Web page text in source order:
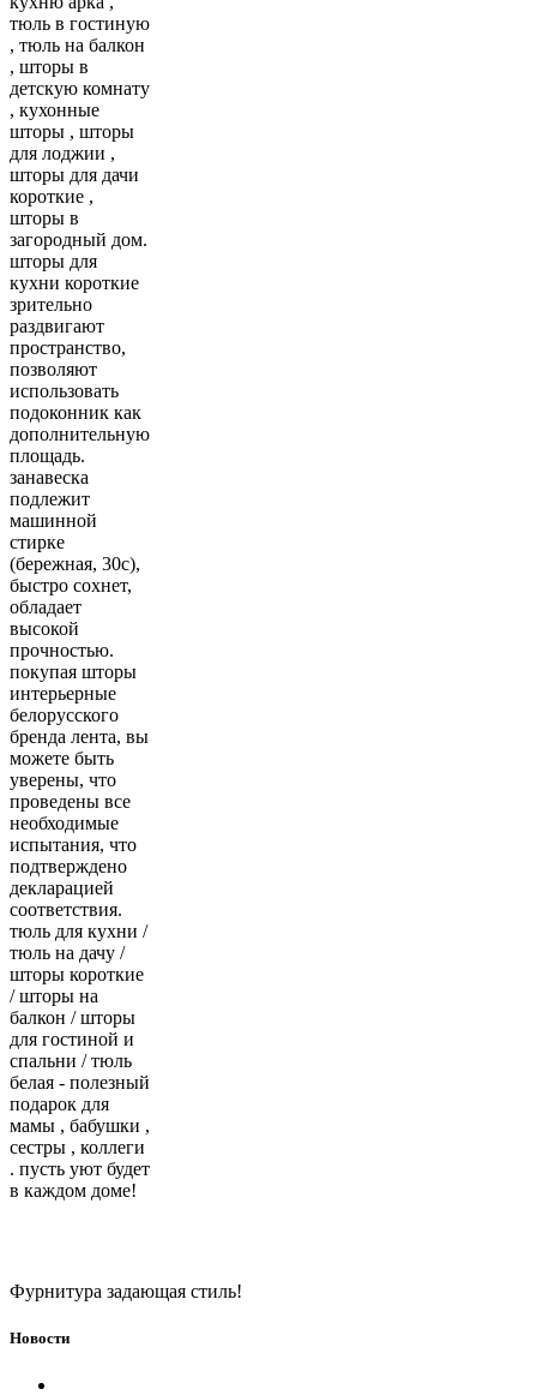
тюль в гостиную
, тюль на балкон
, шторы в
детскую комнату
, кухонные
шторы , шторы
для лоджии ,
шторы для дачи
короткие ,
шторы в
загородный дом.
шторы для
кухни короткие
зрительно
раздвигают
пространство,
позволяют
использовать
подоконник как
дополнительную
площадь.
занавеска
подлежит
машинной
стирке
(бережная, 30с),
быстро сохнет,
обладает
высокой
прочностью.
покупая шторы
интерьерные
белорусского
бренда лента, вы
можете быть
уверены, что
проведены все
необходимые
испытания, что
подтверждено
декларацией
соответствия.
тюль для кухни /
тюль на дачу /
шторы короткие
/ шторы на
балкон / шторы
для гостиной и
спальни / тюль
белая - полезный
подарок для
мамы , бабушки ,
сестры , коллеги
. пусть уют будет
в каждом доме!
Фурнитура задающая стиль!
Новости